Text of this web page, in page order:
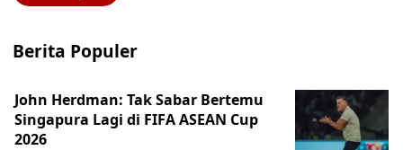
Berita Populer
John Herdman: Tak Sabar Bertemu
Singapura Lagi di FIFA ASEAN Cup
2026